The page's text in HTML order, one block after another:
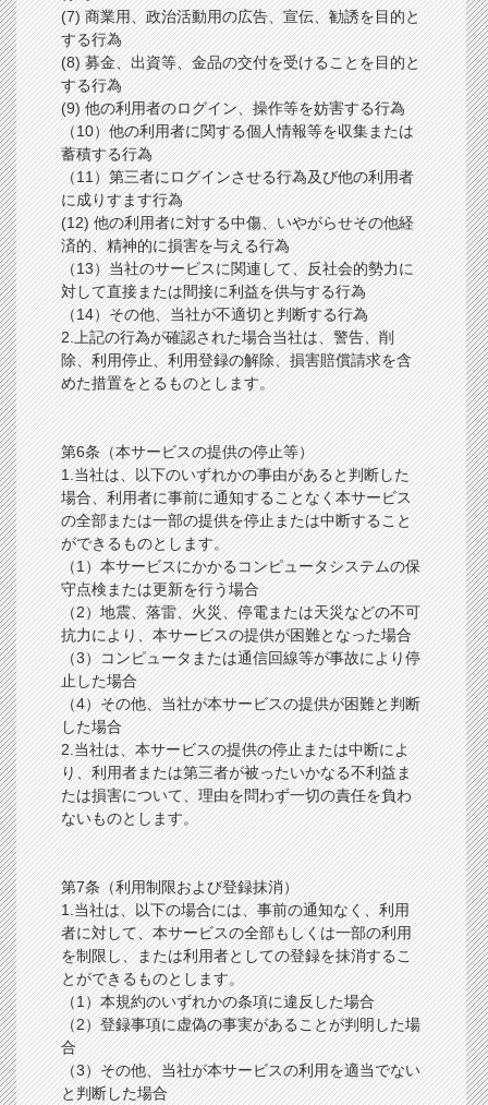
(7) 商業用、政治活動用の広告、宣伝、勧誘を目的と
する行為
(8) 募金、出資等、金品の交付を受けることを目的と
する行為
(9) 他の利用者のログイン、操作等を妨害する行為
（10）他の利用者に関する個人情報等を収集または
蓄積する行為
（11）第三者にログインさせる行為及び他の利用者
に成りすます行為
(12) 他の利用者に対する中傷、いやがらせその他経
済的、精神的に損害を与える行為
（13）当社のサービスに関連して、反社会的勢力に
対して直接または間接に利益を供与する行為
（14）その他、当社が不適切と判断する行為
2.上記の行為が確認された場合当社は、警告、削
除、利用停止、利用登録の解除、損害賠償請求を含
めた措置をとるものとします。
第6条（本サービスの提供の停止等）
1.当社は、以下のいずれかの事由があると判断した
場合、利用者に事前に通知することなく本サービス
の全部または一部の提供を停止または中断すること
ができるものとします。
（1）本サービスにかかるコンピュータシステムの保
守点検または更新を行う場合
（2）地震、落雷、火災、停電または天災などの不可
抗力により、本サービスの提供が困難となった場合
（3）コンピュータまたは通信回線等が事故により停
止した場合
（4）その他、当社が本サービスの提供が困難と判断
した場合
2.当社は、本サービスの提供の停止または中断によ
り、利用者または第三者が被ったいかなる不利益ま
たは損害について、理由を問わず一切の責任を負わ
ないものとします。
第7条（利用制限および登録抹消）
1.当社は、以下の場合には、事前の通知なく、利用
者に対して、本サービスの全部もしくは一部の利用
を制限し、または利用者としての登録を抹消するこ
とができるものとします。
（1）本規約のいずれかの条項に違反した場合
（2）登録事項に虚偽の事実があることが判明した場
合
（3）その他、当社が本サービスの利用を適当でない
と判断した場合